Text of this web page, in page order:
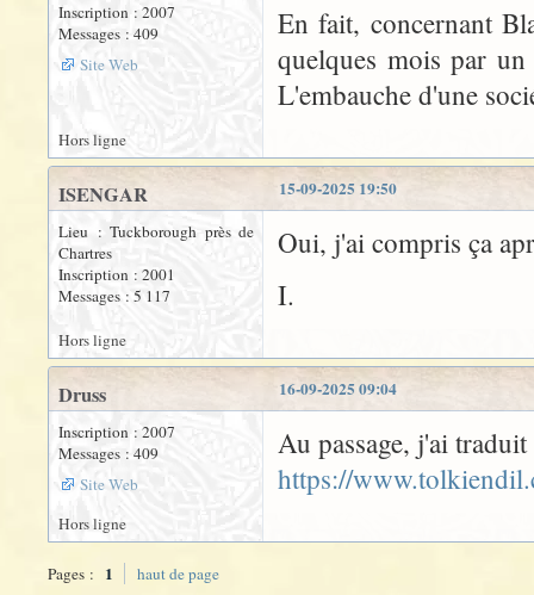
Inscription : 2007
Messages : 409
Site Web
En fait, concernant
quelques mois par
L'embauche d'une
Hors ligne
15-09-2025 19:50
ISENGAR
Lieu : Tuckborough près de
Chartres
Inscription : 2001
Messages : 5 117
Oui, j'ai compris ça
I.
Hors ligne
16-09-2025 09:04
Druss
Inscription : 2007
Messages : 409
Site Web
Au passage, j'ai
https://
Hors ligne
Pages : 1 haut de page